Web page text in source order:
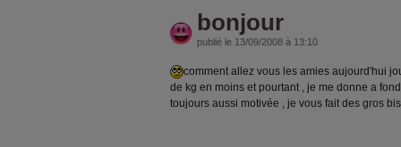
bonjour
publié le 13/09/2008 à 13:10
comment allez vous les amies aujourd'hui
de kg en moins et pourtant , je me donne a
toujours aussi motivée , je vous fait des gros